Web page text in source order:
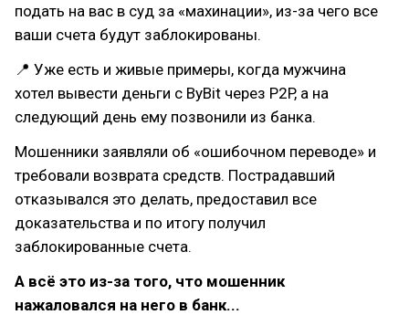
подать на вас в суд за «махинации», из-за чего все
ваши счета будут заблокированы.
📍 Уже есть и живые примеры, когда мужчина
хотел вывести деньги с ByBit через P2P, а на
следующий день ему позвонили из банка.
Мошенники заявляли об «ошибочном переводе» и
требовали возврата средств. Пострадавший
отказывался это делать, предоставил все
доказательства и по итогу получил
заблокированные счета.
А всё это из-за того, что мошенник
нажаловался на него в банк...